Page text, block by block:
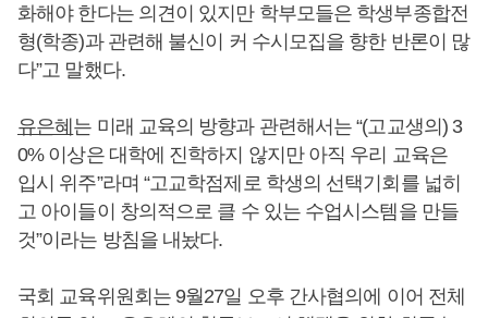
화해야 한다는 의견이 있지만 학부모들은 학생부종합전
형(학종)과 관련해 불신이 커 수시모집을 향한 반론이 많
다”고 말했다.
유은혜는 미래 교육의 방향과 관련해서는 “(고교생의) 3
0% 이상은 대학에 진학하지 않지만 아직 우리 교육은
입시 위주”라며 “고교학점제로 학생의 선택기회를 넓히
고 아이들이 창의적으로 클 수 있는 수업시스템을 만들
것”이라는 방침을 내놨다.
국회 교육위원회는 9월27일 오후 간사협의에 이어 전체